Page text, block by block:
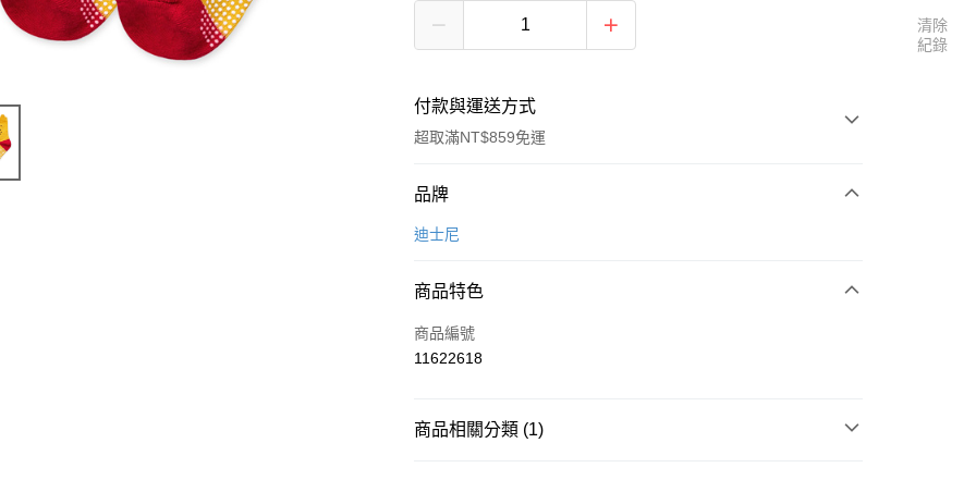
付款與運送方式
超取滿NT$859免運
付款方式
信用卡一次付款
Apple Pay
全盈+PAY
品牌
迪士尼
商品特色
商品編號
11622618
商品相關分類 (1)
清除
紀錄